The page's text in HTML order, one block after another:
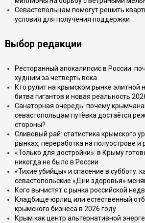
Севастопольцам помогут решить
условия для получения поддержки
Выбор редакции
Ресторанный апокалипсис в России:
худшим за четверть века
Кто рулит на крымском рынке элитной
битва гигантов и новая реальность
Санаторная очередь: почему
севастопольцам путёвка достаётся
стороны?
Сливовый рай: статистика крымского
рынках, переработка на полуострове и
«Только для достройки»: в Крыму
никогда не было в России
«Тихие убийцы» и спасение в субботу:
севастопольские «Дни здоровья»
Кого вычистят с рынка российской
Кладбище юрлиц или естественный
крымского бизнеса в 2026 году
Крым как центр альтернативной